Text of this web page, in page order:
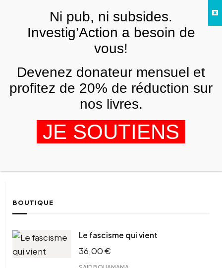
De Trump à Macron, les grands
cimetières sous la « une »
BOUTIQUE
Le fascisme qui vient
36,00€
FRNi pub, ni subsides.
Investig’Action a besoin de
vous!
Devenez donateur mensuel et
profitez de 20% de réduction sur
nos livres.
JE SOUTIENS